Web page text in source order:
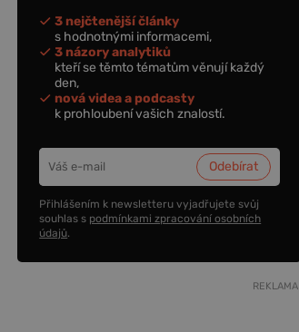
3 nejčtenější články
s hodnotnými informacemi,
3 názory analytiků
kteří se těmto tématům věnují každý
den,
nová videa a podcasty
k prohloubení vašich znalostí.
Přihlášením k newsletteru vyjadřujete svůj
souhlas s podmínkami zpracování osobních
údajů.
REKLAMA